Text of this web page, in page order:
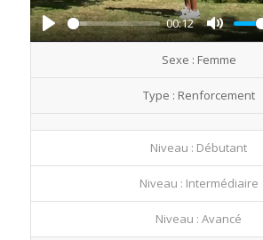
Play
00:12
Mute
Sexe : Femme
Type : Renforcement
Niveau : Débutant
Niveau : Intermédiaire
Niveau : Avancé